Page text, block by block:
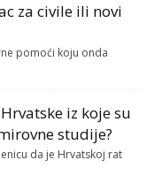
za civile ili novi
pomoći koju onda
iz koje su
studije?
da je Hrvatskoj rat